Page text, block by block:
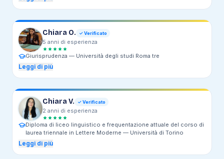
interlinguistici) —
Chiara O. ✓ Verificato
5 anni di esperienza
Giurisprudenza — Università degli studi Roma tre
Leggi di più
Chiara V. ✓ Verificato
2 anni di esperienza
Diploma di liceo linguistico e frequentazione attuale del corso di
laurea triennale in Lettere Moderne — Università di Torino
Leggi di più